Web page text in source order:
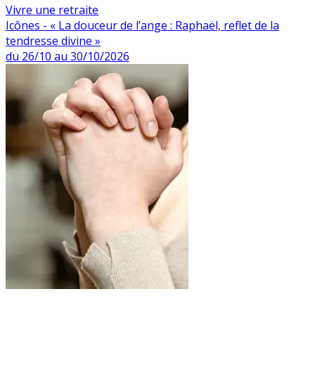
Vivre une retraite
Icônes - « La douceur de l’ange : Raphaël, reflet de la
tendresse divine »
du 26/10 au 30/10/2026